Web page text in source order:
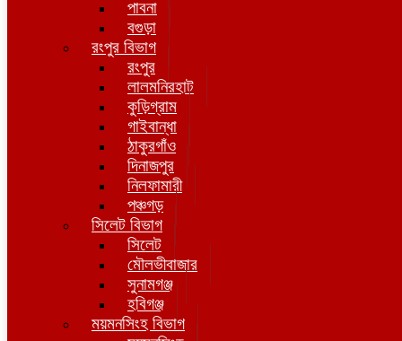
পাবনা
বগুড়া
রংপুর বিভাগ
রংপুর
লালমনিরহাট
কুড়িগ্রাম
গাইবান্ধা
ঠাকুরগাঁও
দিনাজপুর
নিলফামারী
পঞ্চগড়
সিলেট বিভাগ
সিলেট
মৌলভীবাজার
সুনামগঞ্জ
হবিগঞ্জ
ময়মনসিংহ বিভাগ